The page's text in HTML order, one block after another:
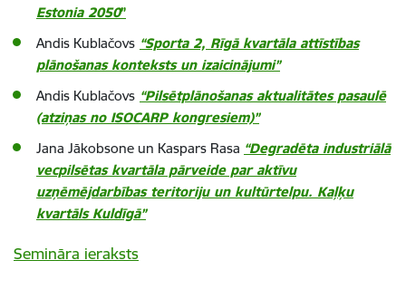
Estonia 2050”
Andis Kublačovs “Sporta 2, Rīgā kvartāla attīstības
plānošanas konteksts un izaicinājumi”
Andis Kublačovs “Pilsētplānošanas aktualitātes pasaulē
(atziņas no ISOCARP kongresiem)”
Jana Jākobsone un Kaspars Rasa “Degradēta industriālā
vecpilsētas kvartāla pārveide par aktīvu
uzņēmējdarbības teritoriju un kultūrtelpu. Kaļķu
kvartāls Kuldīgā”
Semināra ieraksts